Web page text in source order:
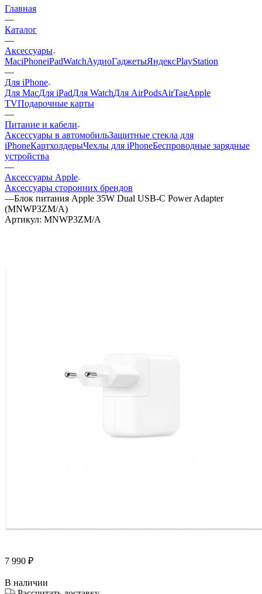
Главная
—
Каталог
—
Аксессуары
MaciPhoneiPadWatchАудиоГаджетыЯндексPlayStation
—
Для iPhone
Для MacДля iPadДля WatchДля AirPodsAirTagApple
TVПодарочные карты
—
Питание и кабели
Аксессуары в автомобильЗащитные стекла для
iPhoneКартхолдерыЧехлы для iPhoneБеспроводные зарядные
устройства
—
Аксессуары Apple
Аксессуары сторонних брендов
—Блок питания Apple 35W Dual USB-C Power Adapter
(MNWP3ZM/A)
Артикул: MNWP3ZM/A
7 990 ₽
В наличии